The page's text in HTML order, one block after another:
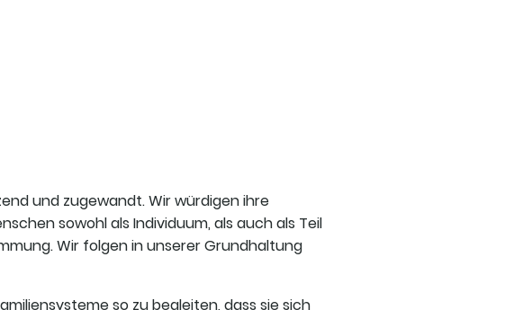
und zugewandt. Wir würdigen ihre
sowohl als Individuum, als auch als Teil
Wir folgen in unserer Grundhaltung
so zu begleiten, dass sie sich